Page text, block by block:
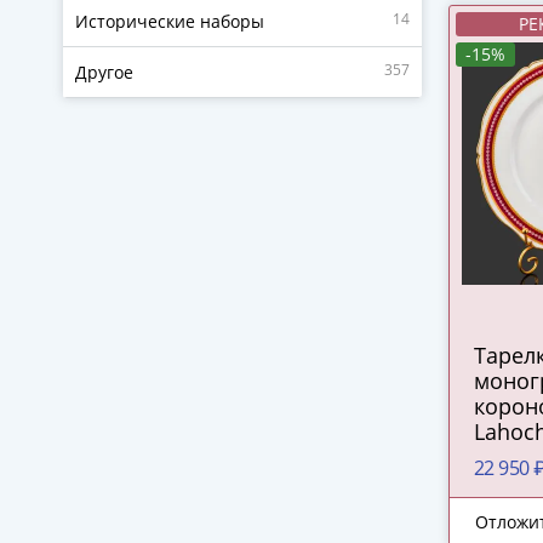
Исторические наборы 14
Другое 357
-15%
Palais
22 950